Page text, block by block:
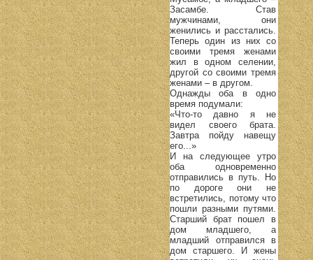
Засамбе. Став
мужчинами, они
женились и расстались.
Теперь один из них со
своими тремя женами
жил в одном селении,
другой со своими тремя
женами – в другом.
Однажды оба в одно
время подумали:
«Что-то давно я не
видел своего брата.
Завтра пойду навещу
его...»
И на следующее утро
оба одновременно
отправились в путь. Но
по дороге они не
встретились, потому что
пошли разными путями.
Старший брат пошел в
дом младшего, а
младший отправился в
дом старшего. И жены